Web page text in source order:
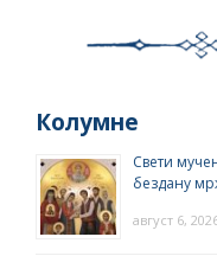
Колумне
Свети
бездану
август 6,